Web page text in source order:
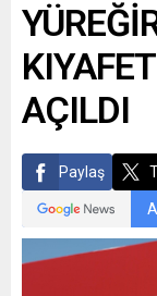
AÇILDI
Paylaş